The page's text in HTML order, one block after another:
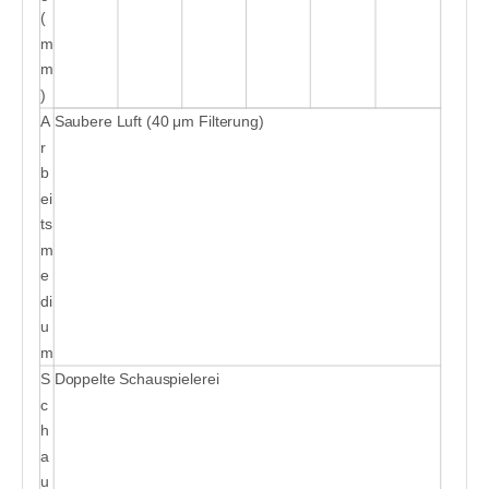
(
m
m
)
A
r
b
ei
ts
m
e
di
u
m
Saubere Luft (40 μm Filterung)
S
c
h
a
u
Doppelte Schauspielerei